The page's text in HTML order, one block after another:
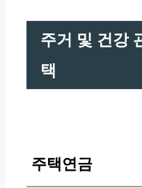
주거 및 건강
택
주택연금